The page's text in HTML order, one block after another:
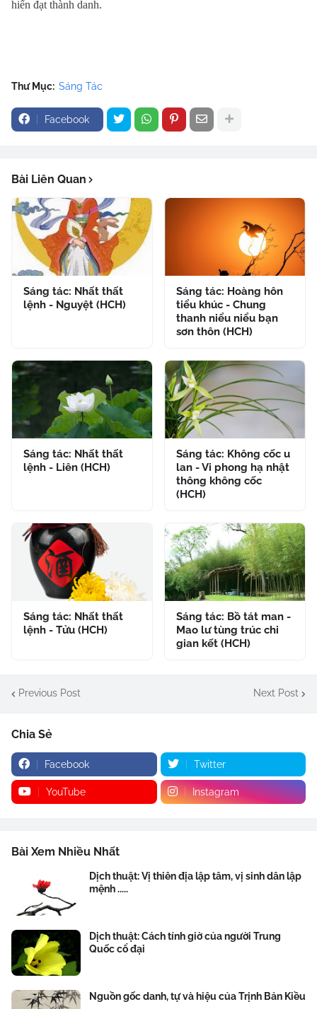
hiển đạt thành danh.
Thư Mục: Sáng Tác
Facebook
Bài Liên Quan
Sáng tác: Nhất thất
lệnh - Nguyệt (HCH)
Sáng tác: Hoàng hôn
tiểu khúc - Chung
thanh niểu niểu bạn
sơn thôn (HCH)
Sáng tác: Nhất thất
lệnh - Liên (HCH)
Sáng tác: Không cốc u
lan - Vi phong hạ nhật
thông không cốc
(HCH)
Sáng tác: Nhất thất
lệnh - Tửu (HCH)
Sáng tác: Bồ tát man -
Mao lư tùng trúc chi
gian kết (HCH)
Previous Post Next Post
Chia Sẻ
Facebook Twitter
YouTube Instagram
Bài Xem Nhiều Nhất
Dịch thuật: Vị thiên địa lập tâm, vị sinh dân lập
mệnh .....
Dịch thuật: Cách tính giờ của người Trung
Quốc cổ đại
Nguồn gốc danh, tự và hiệu của Trịnh Bản Kiều